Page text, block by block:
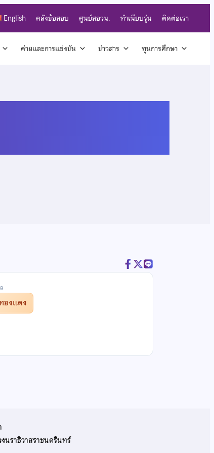
English คลังข้อสอบ ศูนย์สอวน. ทำเนียบรุ่น ติดต่อเรา
ค่ายและการแข่งขัน ข่าวสาร ทุนการศึกษา
องแดง
นราธิวาสราชนครินทร์